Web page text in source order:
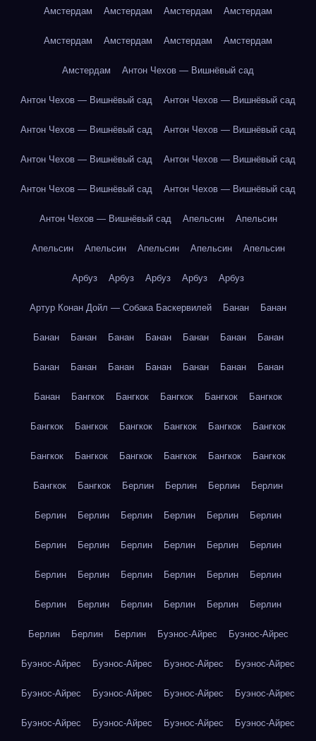
Амстердам Амстердам Амстердам Амстердам
Амстердам Амстердам Амстердам Амстердам
Амстердам Антон Чехов — Вишнёвый сад
Антон Чехов — Вишнёвый сад Антон Чехов — Вишнёвый сад
Антон Чехов — Вишнёвый сад Антон Чехов — Вишнёвый сад
Антон Чехов — Вишнёвый сад Антон Чехов — Вишнёвый сад
Антон Чехов — Вишнёвый сад Антон Чехов — Вишнёвый сад
Антон Чехов — Вишнёвый сад Апельсин Апельсин
Апельсин Апельсин Апельсин Апельсин Апельсин
Арбуз Арбуз Арбуз Арбуз Арбуз
Артур Конан Дойл — Собака Баскервилей Банан Банан
Банан Банан Банан Банан Банан Банан Банан
Банан Банан Банан Банан Банан Банан Банан
Банан Бангкок Бангкок Бангкок Бангкок Бангкок
Бангкок Бангкок Бангкок Бангкок Бангкок Бангкок
Бангкок Бангкок Бангкок Бангкок Бангкок Бангкок
Бангкок Бангкок Берлин Берлин Берлин Берлин
Берлин Берлин Берлин Берлин Берлин Берлин
Берлин Берлин Берлин Берлин Берлин Берлин
Берлин Берлин Берлин Берлин Берлин Берлин
Берлин Берлин Берлин Берлин Берлин Берлин
Берлин Берлин Берлин Буэнос-Айрес Буэнос-Айрес
Буэнос-Айрес Буэнос-Айрес Буэнос-Айрес Буэнос-Айрес
Буэнос-Айрес Буэнос-Айрес Буэнос-Айрес Буэнос-Айрес
Буэнос-Айрес Буэнос-Айрес Буэнос-Айрес Буэнос-Айрес